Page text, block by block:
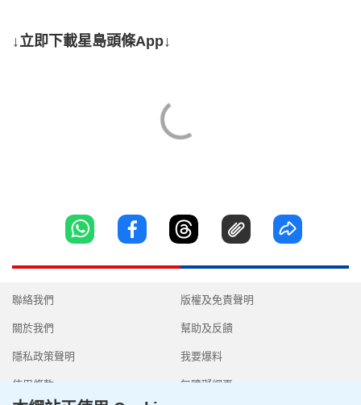
↓立即下載星島頭條App↓
聯絡我們
關於我們
隱私政策聲明
使用條款
版權及免責聲明
幫助及反饋
我要爆料
無障礙網頁